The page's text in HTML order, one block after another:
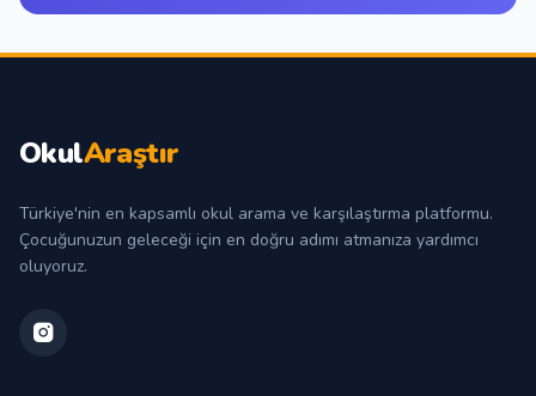
OkulAraştır
Türkiye'nin en kapsamlı okul arama ve karşılaştırma platformu.
Çocuğunuzun geleceği için en doğru adımı atmanıza yardımcı
oluyoruz.